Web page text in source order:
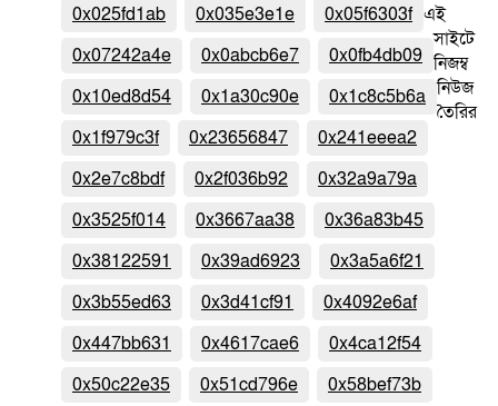
0x025fd1ab
0x035e3e1e
0x05f6303f
0x07242a4e
0x0abcb6e7
0x0fb4db09
0x10ed8d54
0x1a30c90e
0x1c8c5b6a
0x1f979c3f
0x23656847
0x241eeea2
0x2e7c8bdf
0x2f036b92
0x32a9a79a
0x3525f014
0x3667aa38
0x36a83b45
0x38122591
0x39ad6923
0x3a5a6f21
0x3b55ed63
0x3d41cf91
0x4092e6af
0x447bb631
0x4617cae6
0x4ca12f54
0x50c22e35
0x51cd796e
0x58bef73b
এই
সাইটে
নিজম্ব
নিউজ
তৈরির